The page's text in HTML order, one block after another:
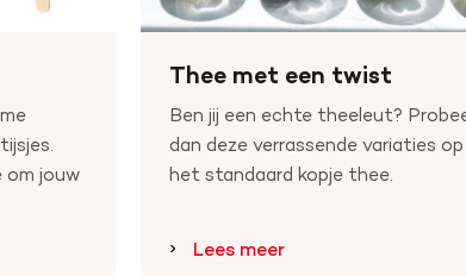
jouw
Thee met een twist
Ben jij een echte theeleut?
dan deze verrassende variaties op
het standaard kopje thee.
Lees meer